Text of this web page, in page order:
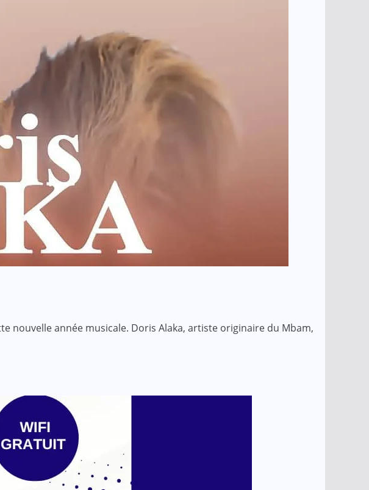
nouvelle année musicale. Doris Alaka, artiste originaire du Mbam,